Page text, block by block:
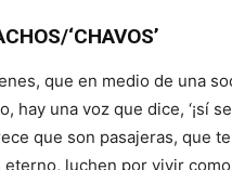
‘CHAVOS’
que en medio de una
hay una voz que dice, ‘¡sí
que son pasajeras, que
luchen por vivir